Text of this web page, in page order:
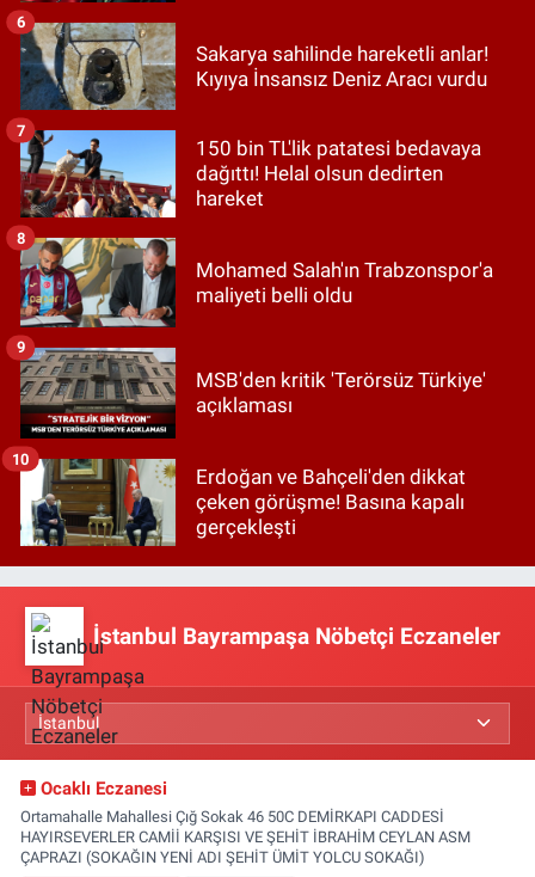
Sakarya sahilinde hareketli anlar!
Kıyıya İnsansız Deniz Aracı vurdu
6
150 bin TL'lik patatesi bedavaya
dağıttı! Helal olsun dedirten
hareket
7
Mohamed Salah'ın Trabzonspor'a
maliyeti belli oldu
8
MSB'den kritik 'Terörsüz Türkiye'
açıklaması
9
Erdoğan ve Bahçeli'den dikkat
çeken görüşme! Basına kapalı
gerçekleşti
10
İstanbul Bayrampaşa Nöbetçi Eczaneler
Ocaklı Eczanesi
Ortamahalle Mahallesi Çığ Sokak 46 50C DEMİRKAPI CADDESİ
HAYIRSEVERLER CAMİİ KARŞISI VE ŞEHİT İBRAHİM CEYLAN ASM
ÇAPRAZI (SOKAĞIN YENİ ADI ŞEHİT ÜMİT YOLCU SOKAĞI)